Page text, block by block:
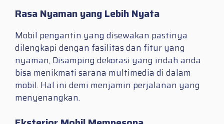
Rasa Nyaman yang Lebih Nyata
Mobil pengantin yang disewakan pastinya
dilengkapi dengan fasilitas dan fitur yang
nyaman, Disamping dekorasi yang indah anda
bisa menikmati sarana multimedia di dalam
mobil. Hal ini demi menjamin perjalanan yang
menyenangkan.